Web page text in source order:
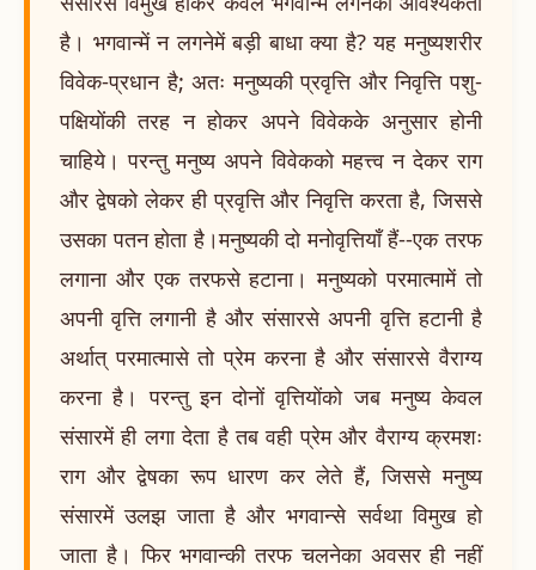
है। भगवान्में न लगनेमें बड़ी बाधा क्या है? यह मनुष्यशरीर
विवेक-प्रधान है; अतः मनुष्यकी प्रवृत्ति और निवृत्ति पशु-
पक्षियोंकी तरह न होकर अपने विवेकके अनुसार होनी
चाहिये। परन्तु मनुष्य अपने विवेकको महत्त्व न देकर राग
और द्वेषको लेकर ही प्रवृत्ति और निवृत्ति करता है, जिससे
उसका पतन होता है।मनुष्यकी दो मनोवृत्तियाँ हैं--एक तरफ
लगाना और एक तरफसे हटाना। मनुष्यको परमात्मामें तो
अपनी वृत्ति लगानी है और संसारसे अपनी वृत्ति हटानी है
अर्थात् परमात्मासे तो प्रेम करना है और संसारसे वैराग्य
करना है। परन्तु इन दोनों वृत्तियोंको जब मनुष्य केवल
संसारमें ही लगा देता है तब वही प्रेम और वैराग्य क्रमशः
राग और द्वेषका रूप धारण कर लेते हैं, जिससे मनुष्य
संसारमें उलझ जाता है और भगवान्से सर्वथा विमुख हो
जाता है। फिर भगवान्की तरफ चलनेका अवसर ही नहीं